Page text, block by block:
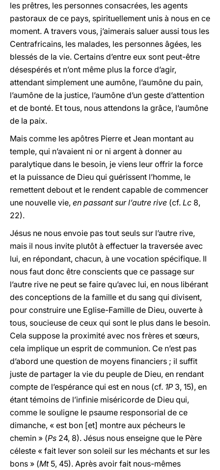
les prêtres, les personnes consacrées, les agents
pastoraux de ce pays, spirituellement unis à nous en ce
moment. A travers vous, j’aimerais saluer aussi tous les
Centrafricains, les malades, les personnes âgées, les
blessés de la vie. Certains d’entre eux sont peut-être
désespérés et n’ont même plus la force d’agir,
attendant simplement une aumône, l’aumône du pain,
l’aumône de la justice, l’aumône d’un geste d’attention
et de bonté. Et tous, nous attendons la grâce, l’aumône
de la paix.
Mais comme les apôtres Pierre et Jean montant au
temple, qui n’avaient ni or ni argent à donner au
paralytique dans le besoin, je viens leur offrir la force
et la puissance de Dieu qui guérissent l’homme, le
remettent debout et le rendent capable de commencer
une nouvelle vie, en passant sur l’autre rive (cf. Lc 8,
22).
Jésus ne nous envoie pas tout seuls sur l’autre rive,
mais il nous invite plutôt à effectuer la traversée avec
lui, en répondant, chacun, à une vocation spécifique. Il
nous faut donc être conscients que ce passage sur
l’autre rive ne peut se faire qu’avec lui, en nous libérant
des conceptions de la famille et du sang qui divisent,
pour construire une Eglise-Famille de Dieu, ouverte à
tous, soucieuse de ceux qui sont le plus dans le besoin.
Cela suppose la proximité avec nos frères et sœurs,
cela implique un esprit de communion. Ce n’est pas
d’abord une question de moyens financiers ; il suffit
juste de partager la vie du peuple de Dieu, en rendant
compte de l’espérance qui est en nous (cf. 1P 3, 15), en
étant témoins de l’infinie miséricorde de Dieu qui,
comme le souligne le psaume responsorial de ce
dimanche, « est bon [et] montre aux pécheurs le
chemin » (Ps 24, 8). Jésus nous enseigne que le Père
céleste « fait lever son soleil sur les méchants et sur les
bons » (Mt5, 45). Après avoir fait nous-mêmes